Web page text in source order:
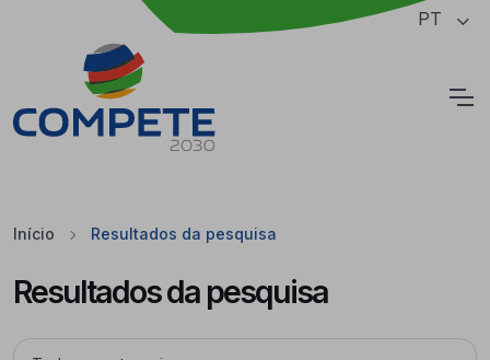
Saltar para o conteúdo principal da página PT
Início Resultados da pesquisa
Resultados da pesquisa